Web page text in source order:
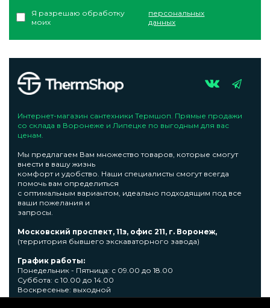
Я разрешаю обработку
моих
персональных
данных
Интернет-магазин сантехники Термшоп. Прямые продажи
со склада в Воронеже и Липецке по выгодным для вас
ценам.
Мы предлагаем Вам множество товаров, которые смогут
внести в вашу жизнь
комфорт и удобство. Наши специалисты смогут всегда
помочь вам определиться
с оптимальным вариантом, идеально подходящим под все
ваши пожелания и
запросы.
Московский проспект, 11з, офис 211, г. Воронеж,
(территория бывшего экскаваторного завода)
График работы:
Понедельник - Пятница: с 09.00 до 18.00
Суббота: с 10.00 до 14.00
Воскресенье: выходной